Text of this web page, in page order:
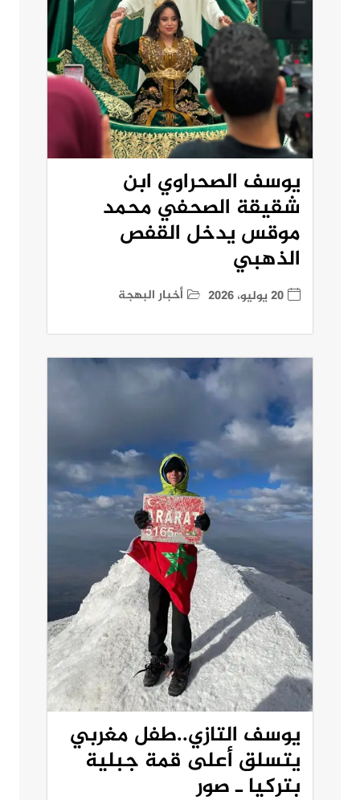
يوسف الصحراوي ابن
شقيقة الصحفي محمد
موقس يدخل القفص
الذهبي
20 يوليو، 2026 أخبار البهجة
يوسف التازي..طفل مغربي
يتسلق أعلى قمة جبلية
بتركيا ـ صور